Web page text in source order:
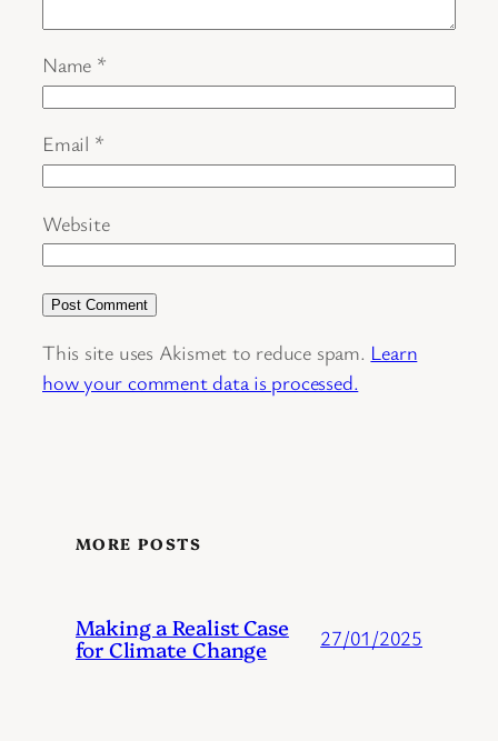
Name *
Email *
Website
This site uses Akismet to reduce spam. Learn
how your comment data is processed.
MORE POSTS
Making a Realist Case
for Climate Change 27/01/2025